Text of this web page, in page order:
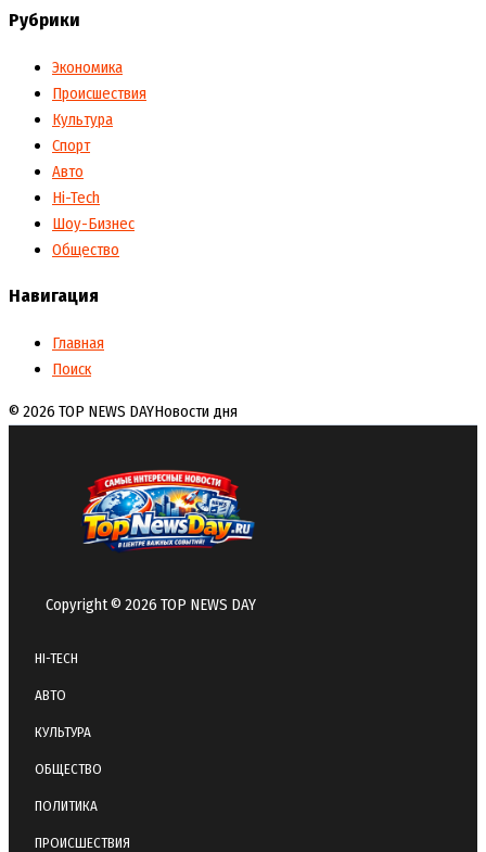
Рубрики
Экономика
Происшествия
Культура
Спорт
Авто
Hi-Tech
Шоу-Бизнес
Общество
Навигация
Главная
Поиск
© 2026 TOP NEWS DAYНовости дня
Copyright © 2026 TOP NEWS DAY
HI-TECH
АВТО
КУЛЬТУРА
ОБЩЕСТВО
ПОЛИТИКА
ПРОИСШЕСТВИЯ